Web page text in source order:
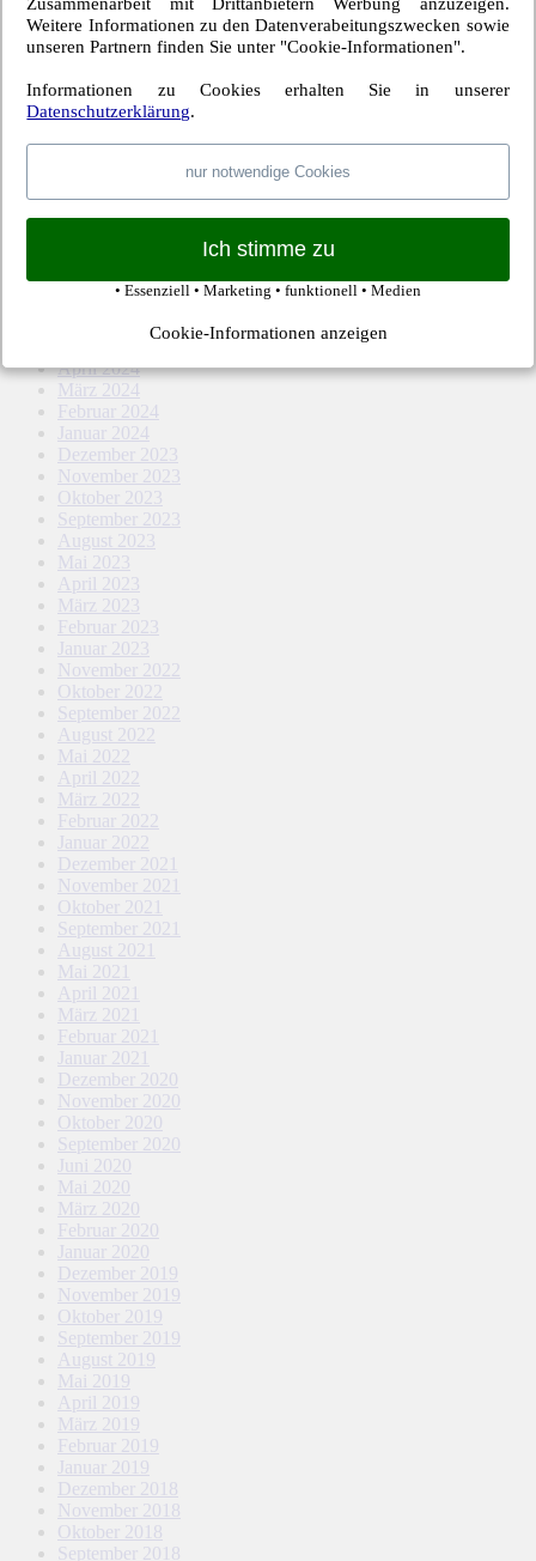
Dezember 2025
November 2025
September 2025
August 2025
Februar 2025
Januar 2025
Oktober 2024
August 2024
April 2024
März 2024
Februar 2024
Januar 2024
Dezember 2023
November 2023
Oktober 2023
September 2023
August 2023
Mai 2023
April 2023
März 2023
Februar 2023
Januar 2023
November 2022
Oktober 2022
September 2022
August 2022
Mai 2022
April 2022
März 2022
Februar 2022
Januar 2022
Dezember 2021
November 2021
Oktober 2021
September 2021
August 2021
Mai 2021
April 2021
März 2021
Februar 2021
Januar 2021
Dezember 2020
November 2020
Oktober 2020
September 2020
Juni 2020
Mai 2020
März 2020
Februar 2020
Januar 2020
Dezember 2019
November 2019
Oktober 2019
September 2019
August 2019
Mai 2019
April 2019
März 2019
Februar 2019
Januar 2019
Dezember 2018
November 2018
Oktober 2018
September 2018
Weitere Informationen zu den Datenverabeitungszwecken sowie
unseren Partnern finden Sie unter "Cookie-Informationen".
Informationen zu Cookies erhalten Sie in unserer
Datenschutzerklärung.
nur notwendige Cookies
Ich stimme zu
• Essenziell • Marketing • funktionell • Medien
Cookie-Informationen anzeigen